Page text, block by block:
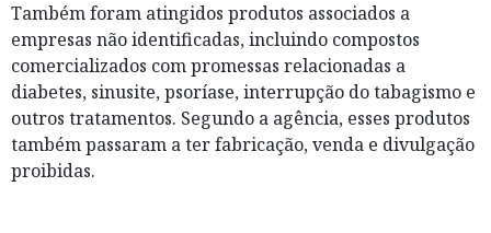
Também foram atingidos produtos associados a
empresas não identificadas, incluindo compostos
comercializados com promessas relacionadas a
diabetes, sinusite, psoríase, interrupção do tabagismo e
outros tratamentos. Segundo a agência, esses produtos
também passaram a ter fabricação, venda e divulgação
proibidas.